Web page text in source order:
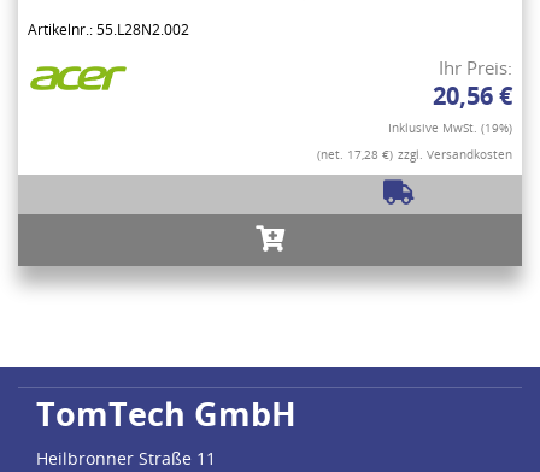
Artikelnr.: 55.L28N2.002
Ihr Preis:
20,56 €
Inklusive MwSt. (19%)
(net. 17,28 €) zzgl. Versandkosten
TomTech GmbH
Heilbronner Straße 11